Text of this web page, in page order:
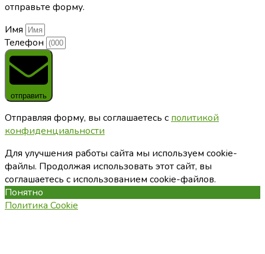
отправьте форму.
Имя
Телефон
отправить
Отправляя форму, вы соглашаетесь с политикой
конфиденциальности
Для улучшения работы сайта мы используем cookie-
файлы. Продолжая использовать этот сайт, вы
соглашаетесь с использованием cookie-файлов.
Понятно
Политика Cookie